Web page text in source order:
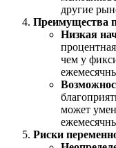
другие
Преимущества
Низкая
чем у
может
Риски